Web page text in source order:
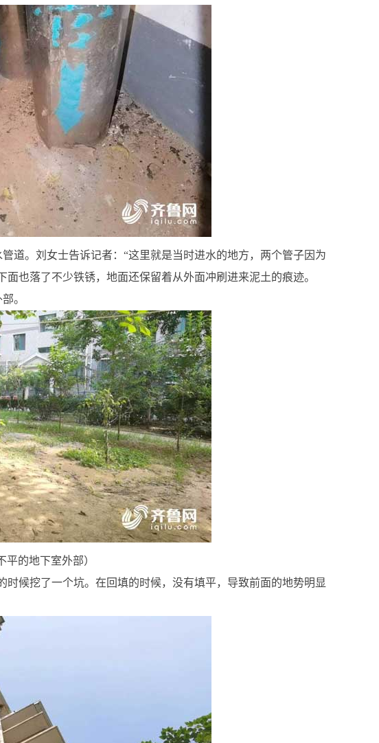
道。刘女士告诉记者：“这里就是当时进水的地方，两个管子因为
也落了不少铁锈，地面还保留着从外面冲刷进来泥土的痕迹。
。
平的地下室外部）
候挖了一个坑。在回填的时候，没有填平，导致前面的地势明显